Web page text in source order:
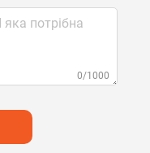
0/1000